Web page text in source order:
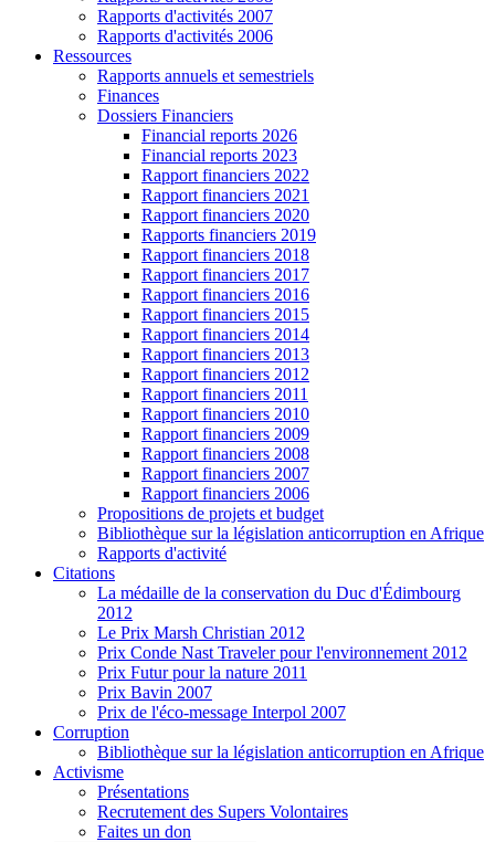
Rapports d'activités 2007
Rapports d'activités 2006
Ressources
Rapports annuels et semestriels
Finances
Dossiers Financiers
Financial reports 2026
Financial reports 2023
Rapport financiers 2022
Rapport financiers 2021
Rapport financiers 2020
Rapports financiers 2019
Rapport financiers 2018
Rapport financiers 2017
Rapport financiers 2016
Rapport financiers 2015
Rapport financiers 2014
Rapport financiers 2013
Rapport financiers 2012
Rapport financiers 2011
Rapport financiers 2010
Rapport financiers 2009
Rapport financiers 2008
Rapport financiers 2007
Rapport financiers 2006
Propositions de projets et budget
Bibliothèque sur la législation anticorruption en Afrique
Rapports d'activité
Citations
La médaille de la conservation du Duc d'Édimbourg
2012
Le Prix Marsh Christian 2012
Prix Conde Nast Traveler pour l'environnement 2012
Prix Futur pour la nature 2011
Prix Bavin 2007
Prix de l'éco-message Interpol 2007
Corruption
Bibliothèque sur la législation anticorruption en Afrique
Activisme
Présentations
Recrutement des Supers Volontaires
Faites un don